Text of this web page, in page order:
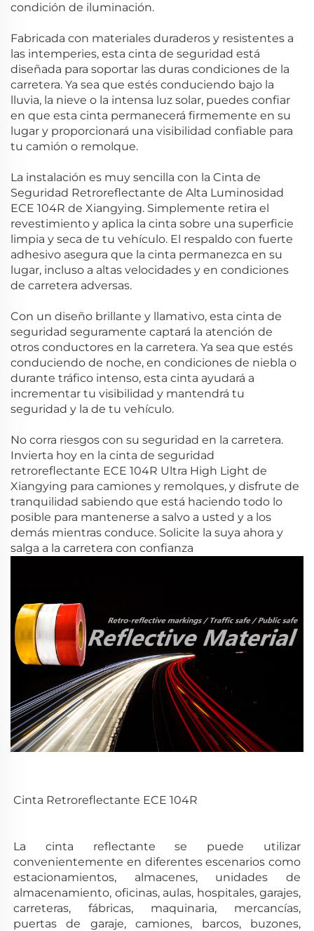
condición de iluminación.
Fabricada con materiales duraderos y resistentes a
las intemperies, esta cinta de seguridad está
diseñada para soportar las duras condiciones de la
carretera. Ya sea que estés conduciendo bajo la
lluvia, la nieve o la intensa luz solar, puedes confiar
en que esta cinta permanecerá firmemente en su
lugar y proporcionará una visibilidad confiable para
tu camión o remolque.
La instalación es muy sencilla con la Cinta de
Seguridad Retroreflectante de Alta Luminosidad
ECE 104R de Xiangying. Simplemente retira el
revestimiento y aplica la cinta sobre una superficie
limpia y seca de tu vehículo. El respaldo con fuerte
adhesivo asegura que la cinta permanezca en su
lugar, incluso a altas velocidades y en condiciones
de carretera adversas.
Con un diseño brillante y llamativo, esta cinta de
seguridad seguramente captará la atención de
otros conductores en la carretera. Ya sea que estés
conduciendo de noche, en condiciones de niebla o
durante tráfico intenso, esta cinta ayudará a
incrementar tu visibilidad y mantendrá tu
seguridad y la de tu vehículo.
No corra riesgos con su seguridad en la carretera.
Invierta hoy en la cinta de seguridad
retroreflectante ECE 104R Ultra High Light de
Xiangying para camiones y remolques, y disfrute de
tranquilidad sabiendo que está haciendo todo lo
posible para mantenerse a salvo a usted y a los
demás mientras conduce. Solicite la suya ahora y
salga a la carretera con confianza
Cinta Retroreflectante ECE 104R
La cinta reflectante se puede utilizar
convenientemente en diferentes escenarios como
estacionamientos, almacenes, unidades de
almacenamiento, oficinas, aulas, hospitales, garajes,
carreteras, fábricas, maquinaria, mercancías,
puertas de garaje, camiones, barcos, buzones,